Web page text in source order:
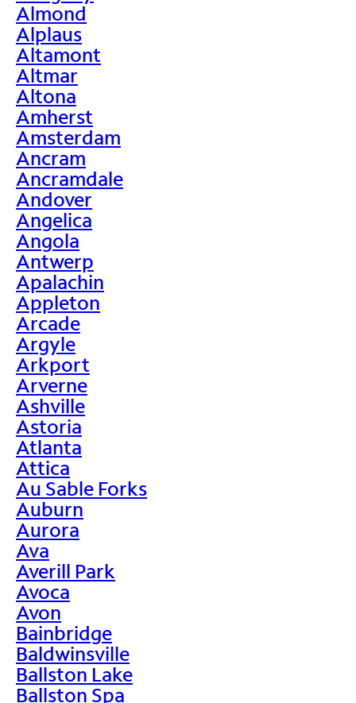
Almond
Alplaus
Altamont
Altmar
Altona
Amherst
Amsterdam
Ancram
Ancramdale
Andover
Angelica
Angola
Antwerp
Apalachin
Appleton
Arcade
Argyle
Arkport
Arverne
Ashville
Astoria
Atlanta
Attica
Au Sable Forks
Auburn
Aurora
Ava
Averill Park
Avoca
Avon
Bainbridge
Baldwinsville
Ballston Lake
Ballston Spa